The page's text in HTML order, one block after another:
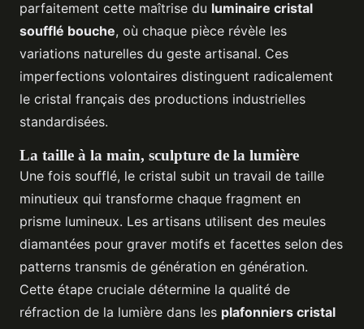
parfaitement cette maîtrise du luminaire cristal
soufflé bouche, où chaque pièce révèle les
variations naturelles du geste artisanal. Ces
imperfections volontaires distinguent radicalement
le cristal français des productions industrielles
standardisées.
La taille à la main, sculpture de la lumière
Une fois soufflé, le cristal subit un travail de taille
minutieux qui transforme chaque fragment en
prisme lumineux. Les artisans utilisent des meules
diamantées pour graver motifs et facettes selon des
patterns transmis de génération en génération.
Cette étape cruciale détermine la qualité de
réfraction de la lumière dans les plafonniers cristal